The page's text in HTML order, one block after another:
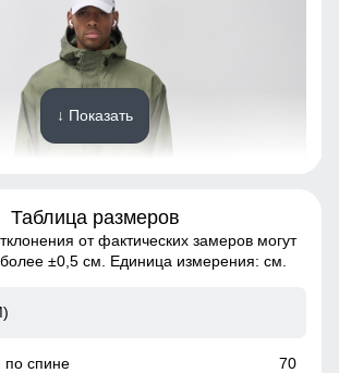
посадку, которая
и стиль для мужчин с различными
теле, не стесняя движений и создавая
Это делает куртку идеальным
Регулируемые элементы, такие как
↓ Показать
Таблица размеров
от фактических замеров могут
более ±0,5 см. Единица измерения: см.
70